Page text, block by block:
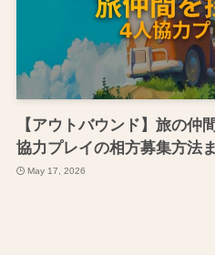
【アウトバウンド】旅の仲
協力プレイの相方募集方法
May 17, 2026